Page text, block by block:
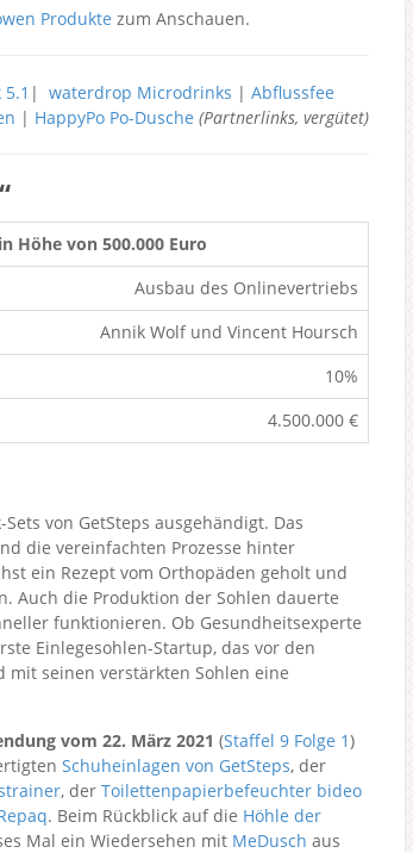
Produkte zum Anschauen.
| waterdrop Microdrinks | Abflussfee
| HappyPo Po-Dusche (Partnerlinks, vergütet)
Höhe von 500.000 Euro
Ausbau des Onlinevertriebs
Annik Wolf und Vincent Hoursch
10%
4.500.000 €
von GetSteps ausgehändigt. Das
die vereinfachten Prozesse hinter
ein Rezept vom Orthopäden geholt und
Auch die Produktion der Sohlen dauerte
funktionieren. Ob Gesundheitsexperte
Einlegesohlen-Startup, das vor den
mit seinen verstärkten Sohlen eine
vom 22. März 2021 (Staffel 9 Folge 1)
Schuheinlagen von GetSteps, der
, der Toilettenpapierbefeuchter bideo
. Beim Rückblick auf die Höhle der
Mal ein Wiedersehen mit MeDusch aus